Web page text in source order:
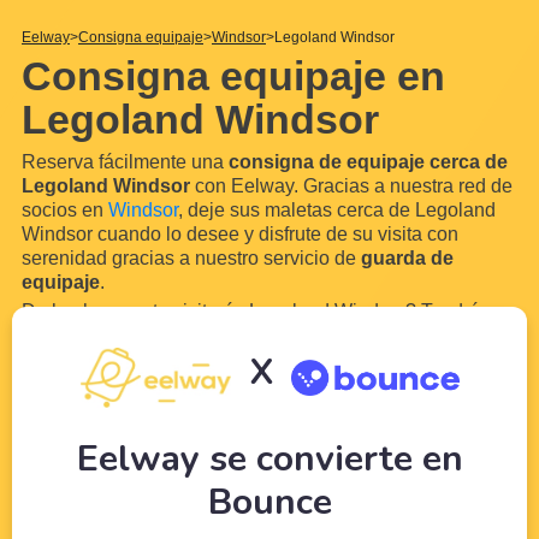
Eelway Consigna equipaje Windsor Legoland Windsor
Consigna equipaje en
Legoland Windsor
Reserva fácilmente una consigna de equipaje cerca de
Legoland Windsor con Eelway. Gracias a nuestra red de
socios en Windsor, deje sus maletas cerca de Legoland
Windsor cuando lo desee y disfrute de su visita con
serenidad gracias a nuestro servicio de guarda de
equipaje.
De hecho, pronto visitarás Legoland Windsor? Tendrás
Eelway, deja que los profesionales del turismo cuiden de
tu equipaje mientras disfrutas de tu visita a Legoland
...Leer más
X
Eelway se convierte en
Bounce